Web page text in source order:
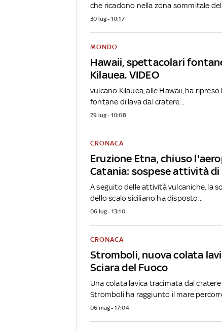
che ricadono nella zona sommitale del...
30 lug - 10:17
Hawaii, spettacolari
Kilauea. VIDEO
MONDO
vulcano Kilauea, alle Hawaii, ha
fontane di lava dal cratere...
29 lug - 10:08
Eruzione Etna, chiuso
Catania: sospese attività di
CRONACA
A seguito delle attività vulcaniche, la
dello scalo siciliano ha disposto...
06 lug - 13:10
Stromboli, nuova colata
Sciara del Fuoco
CRONACA
Una colata lavica tracimata dal
Stromboli ha raggiunto il mare
06 mag - 17:04